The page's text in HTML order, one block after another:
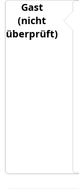
Gast
(nicht
überprüft)